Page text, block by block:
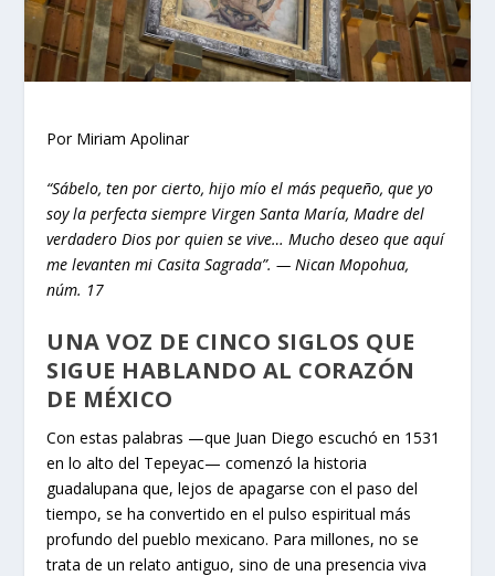
Por Miriam Apolinar
“Sábelo, ten por cierto, hijo mío el más pequeño, que yo
soy la perfecta siempre Virgen Santa María, Madre del
verdadero Dios por quien se vive… Mucho deseo que aquí
me levanten mi Casita Sagrada”. — Nican Mopohua,
núm. 17
UNA VOZ DE CINCO SIGLOS QUE
SIGUE HABLANDO AL CORAZÓN
DE MÉXICO
Con estas palabras —que Juan Diego escuchó en 1531
en lo alto del Tepeyac— comenzó la historia
guadalupana que, lejos de apagarse con el paso del
tiempo, se ha convertido en el pulso espiritual más
profundo del pueblo mexicano. Para millones, no se
trata de un relato antiguo, sino de una presencia viva